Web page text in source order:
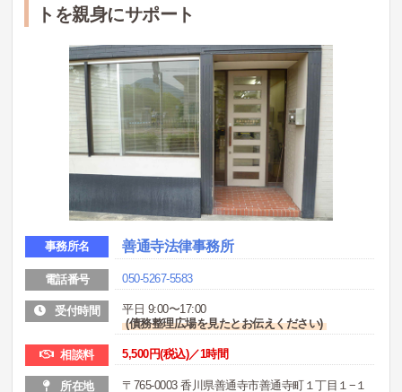
トを親身にサポート
事務所名 善通寺法律事務所
電話番号 050-5267-5583
受付時間
平日 9:00〜17:00
(債務整理広場を見たとお伝えください)
相談料 5,500円(税込)／1時間
所在地 〒765-0003 香川県善通寺市善通寺町１丁目１−１